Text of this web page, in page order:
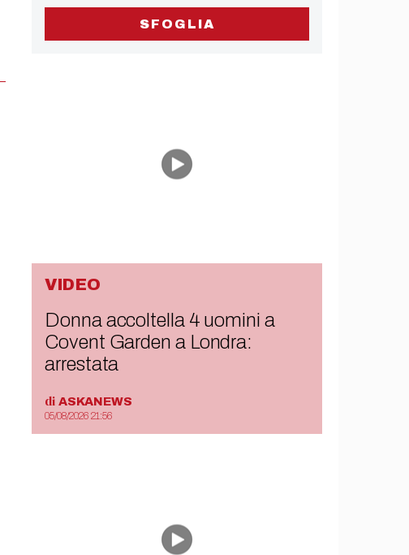
SFOGLIA
VIDEO
Donna accoltella 4 uomini a
Covent Garden a Londra:
arrestata
di ASKANEWS
05/08/2026 21:56